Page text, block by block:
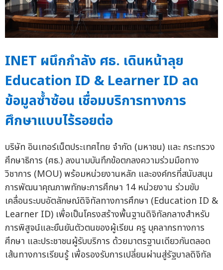
INET ผนึกกำลัง ศธ. เดินหน้าลุย
Education ID & Learner ID ลด
ข้อมูลซ้ำซ้อน เชื่อมบริการทางการ
ศึกษาแบบไร้รอยต่อ
บริษัท อินเทอร์เน็ตประเทศไทย จำกัด (มหาชน) และ กระทรวง
ศึกษาธิการ (ศธ.) ลงนามบันทึกข้อตกลงความร่วมมือทาง
วิชาการ (MOU) พร้อมหน่วยงานหลัก และองค์กรที่สนับสนุน
การพัฒนาคุณภาพทักษะการศึกษา 14 หน่วยงาน ร่วมขับ
เคลื่อนระบบอัตลักษณ์ดิจิทัลทางการศึกษา (Education ID &
Learner ID) เพื่อเป็นโครงสร้างพื้นฐานดิจิทัลกลางสำหรับ
การพิสูจน์และยืนยันตัวตนของผู้เรียน ครู บุคลากรทางการ
ศึกษา และประชาชนผู้รับบริการ ด้วยมาตรฐานเดียวกันตลอด
เส้นทางการเรียนรู้ เพื่อรองรับการเปลี่ยนผ่านสู่รัฐบาลดิจิทัล